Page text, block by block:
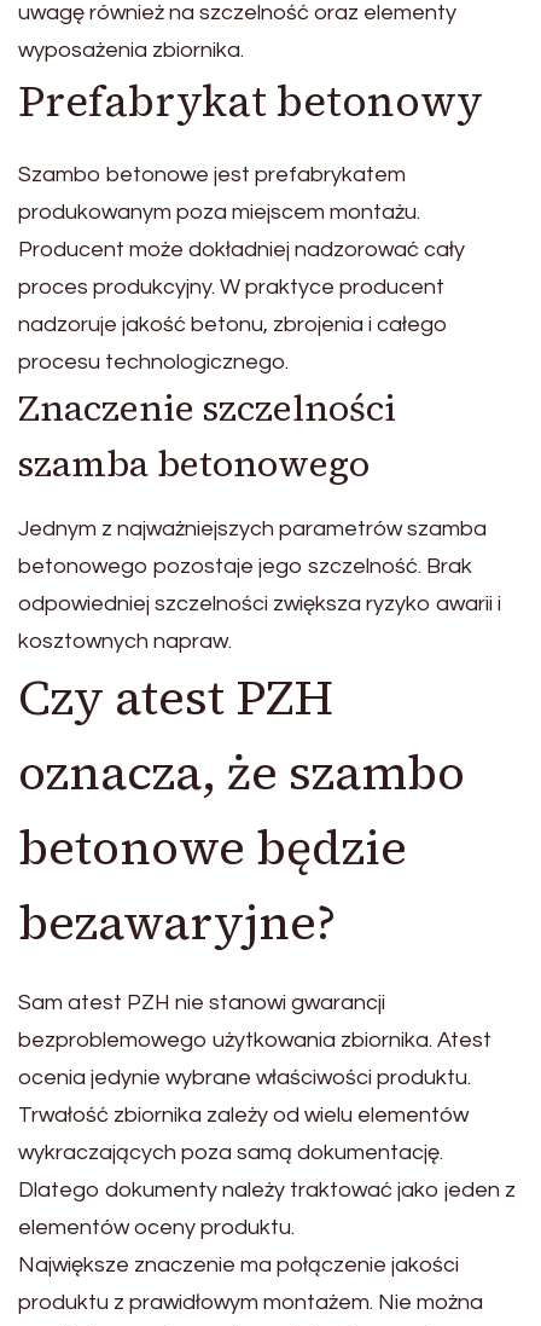
uwagę również na szczelność oraz elementy
wyposażenia zbiornika.
Prefabrykat betonowy
Szambo betonowe jest prefabrykatem
produkowanym poza miejscem montażu.
Producent może dokładniej nadzorować cały
proces produkcyjny. W praktyce producent
nadzoruje jakość betonu, zbrojenia i całego
procesu technologicznego.
Znaczenie szczelności
szamba betonowego
Jednym z najważniejszych parametrów szamba
betonowego pozostaje jego szczelność. Brak
odpowiedniej szczelności zwiększa ryzyko awarii i
kosztownych napraw.
Czy atest PZH
oznacza, że szambo
betonowe będzie
bezawaryjne?
Sam atest PZH nie stanowi gwarancji
bezproblemowego użytkowania zbiornika. Atest
ocenia jedynie wybrane właściwości produktu.
Trwałość zbiornika zależy od wielu elementów
wykraczających poza samą dokumentację.
Dlatego dokumenty należy traktować jako jeden z
elementów oceny produktu.
Największe znaczenie ma połączenie jakości
produktu z prawidłowym montażem. Nie można